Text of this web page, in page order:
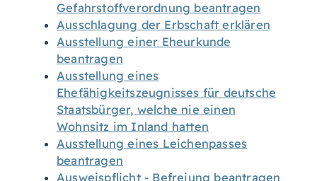
Gefahrstoffverordnung beantragen
Ausschlagung der Erbschaft erklären
Ausstellung einer Eheurkunde
beantragen
Ausstellung eines
Ehefähigkeitszeugnisses für deutsche
Staatsbürger, welche nie einen
Wohnsitz im Inland hatten
Ausstellung eines Leichenpasses
beantragen
Ausweispflicht - Befreiung beantragen